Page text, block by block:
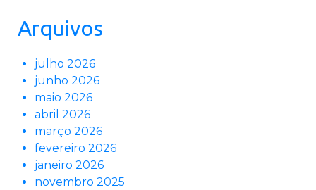
Arquivos
julho 2026
junho 2026
maio 2026
abril 2026
março 2026
fevereiro 2026
janeiro 2026
novembro 2025